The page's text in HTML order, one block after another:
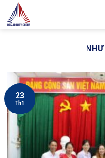
Chuyển
đến
23
Th1